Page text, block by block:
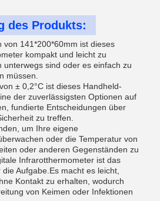
des Produkts:
von 141*200*60mm ist dieses
kompakt und leicht zu
unterwegs sind oder es einfach zu
müssen.
± 0,2°C ist dieses Handheld-
der zuverlässigsten Optionen auf
fundierte Entscheidungen über
zu treffen.
um Ihre eigene
oder die Temperatur von
oder anderen Gegenständen zu
Infrarotthermometer ist das
Aufgabe.Es macht es leicht,
Kontakt zu erhalten, wodurch
von Keimen oder Infektionen